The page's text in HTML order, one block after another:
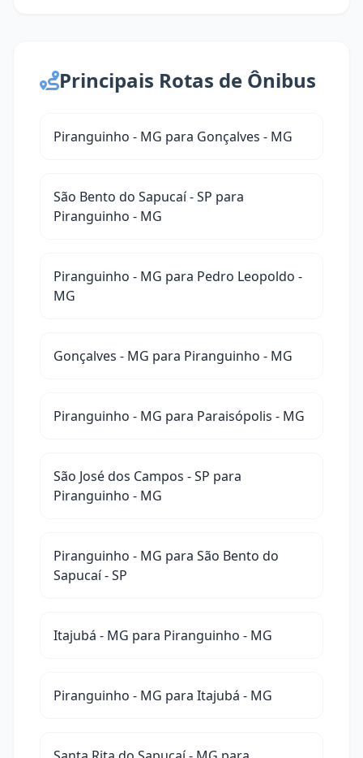
Principais Rotas de Ônibus
Piranguinho - MG para Gonçalves - MG
São Bento do Sapucaí - SP para
Piranguinho - MG
Piranguinho - MG para Pedro Leopoldo -
MG
Gonçalves - MG para Piranguinho - MG
Piranguinho - MG para Paraisópolis - MG
São José dos Campos - SP para
Piranguinho - MG
Piranguinho - MG para São Bento do
Sapucaí - SP
Itajubá - MG para Piranguinho - MG
Piranguinho - MG para Itajubá - MG